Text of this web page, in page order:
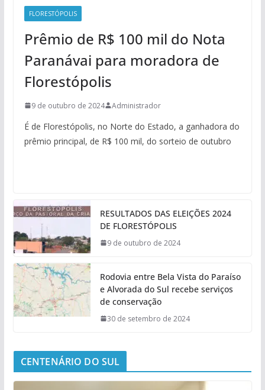
FLORESTÓPOLIS
Prêmio de R$ 100 mil do Nota
Paranávai para moradora de
Florestópolis
9 de outubro de 2024 Administrador
É de Florestópolis, no Norte do Estado, a ganhadora do
prêmio principal, de R$ 100 mil, do sorteio de outubro
RESULTADOS DAS ELEIÇÕES 2024
DE FLORESTÓPOLIS
9 de outubro de 2024
Rodovia entre Bela Vista do Paraíso
e Alvorada do Sul recebe serviços
de conservação
30 de setembro de 2024
CENTENÁRIO DO SUL